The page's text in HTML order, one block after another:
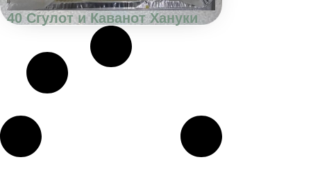
40 Сгулот и Каванот Хануки